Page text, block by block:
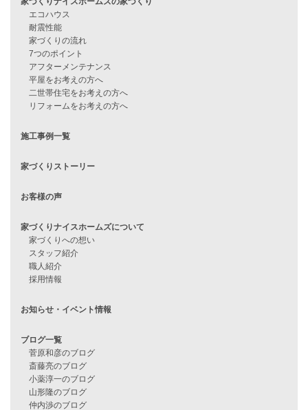
見学会情報
住宅ローン審査に落ちた方・
住宅ローンのよくある質問
月収25万円で家を建てる方法
Line Up
WOOD BOX
ハピネスシリーズ
Sシリーズ
シンプルな平屋
家づくりナイスホームズの家づくり
エコハウス